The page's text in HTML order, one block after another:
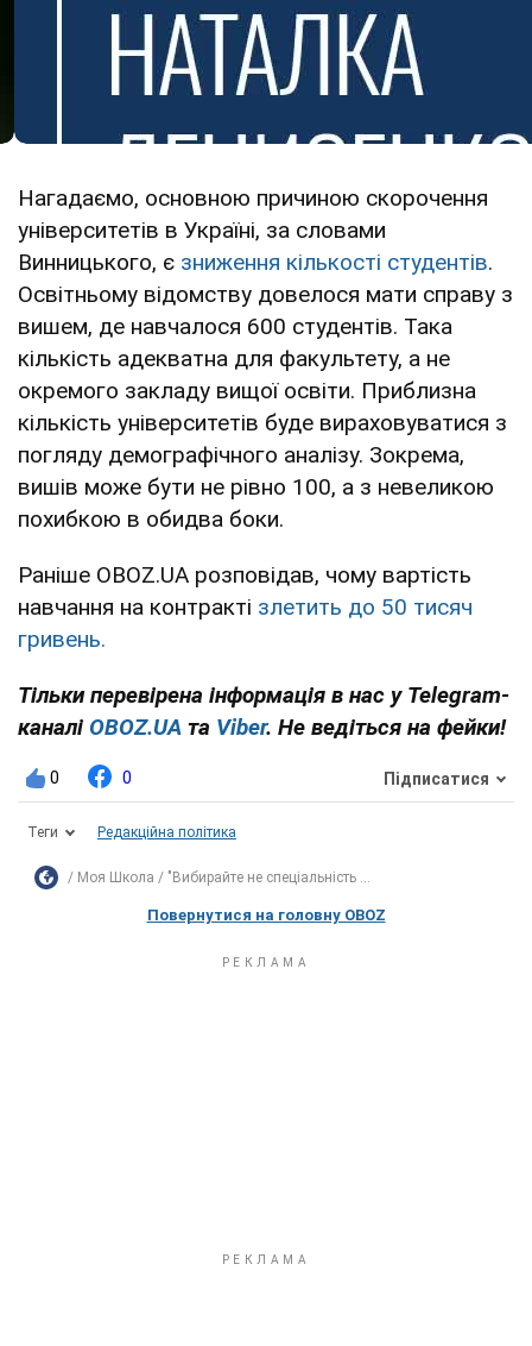
Нагадаємо, основною причиною скорочення
університетів в Україні, за словами
Винницького, є зниження кількості студентів.
Освітньому відомству довелося мати справу з
вишем, де навчалося 600 студентів. Така
кількість адекватна для факультету, а не
окремого закладу вищої освіти. Приблизна
кількість університетів буде вираховуватися з
погляду демографічного аналізу. Зокрема,
вишів може бути не рівно 100, а з невеликою
похибкою в обидва боки.
Раніше OBOZ.UA розповідав, чому вартість
навчання на контракті злетить до 50 тисяч
гривень.
Тільки перевірена інформація в нас у Telegram-
каналі OBOZ.UA та Viber. Не ведіться на фейки!
0 0 Підписатися
Теги Редакційна політика
Моя Школа "Вибирайте не спеціальність ...
Повернутися на головну OBOZ